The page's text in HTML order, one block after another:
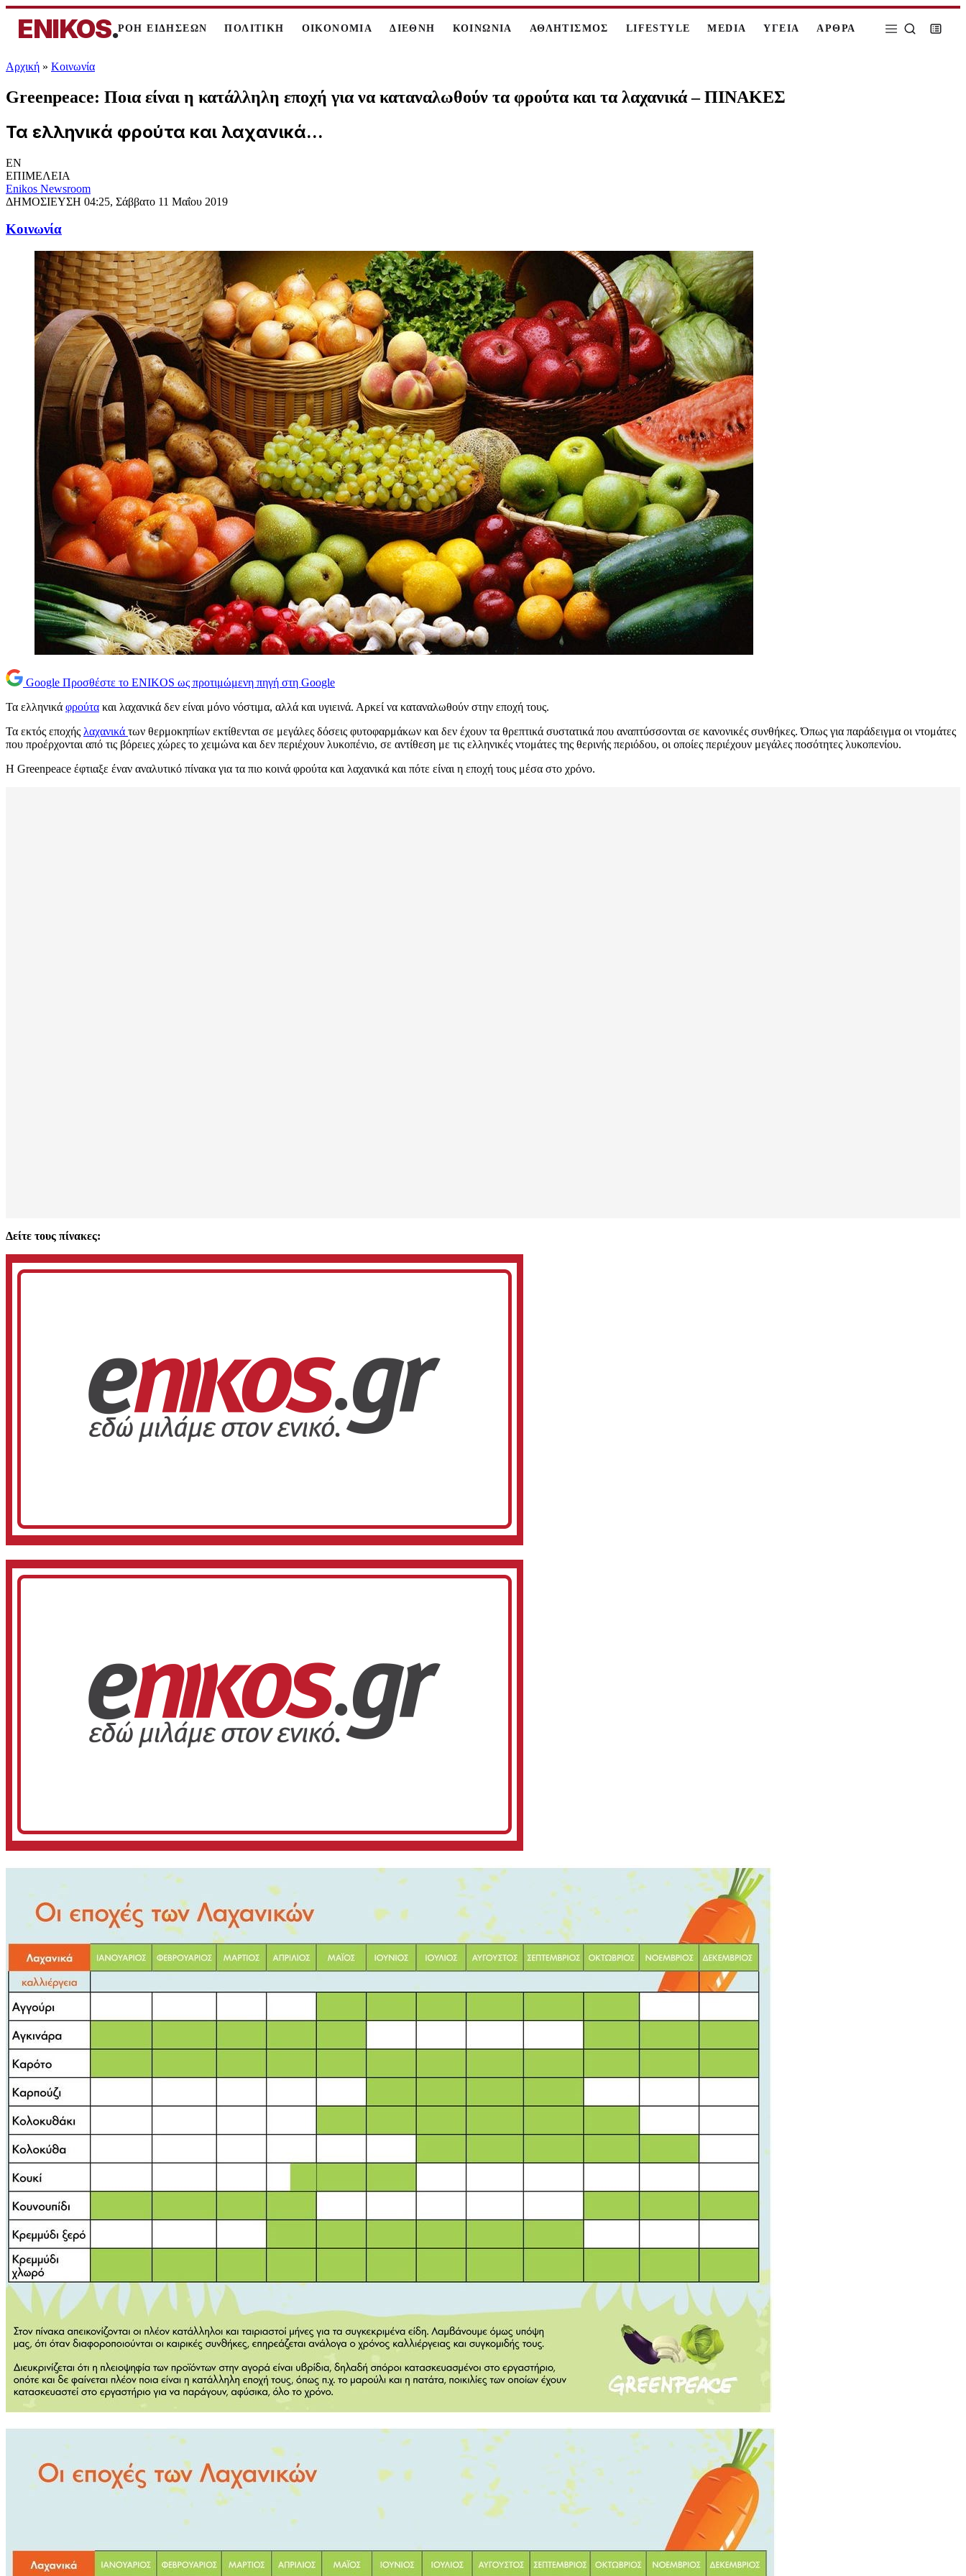
ENIKOS.ΡΟΗ ΕΙΔΗΣΕΩΝ ΠΟΛΙΤΙΚΗ ΟΙΚΟΝΟΜΙΑ ΔΙΕΘΝΗ ΚΟΙΝΩΝΙΑ ΑΘΛΗΤΙΣΜΟΣ LIFESTYLE MEDIA ΥΓΕΙΑ ΑΡΘΡΑ
Αρχική » Κοινωνία
Greenpeace: Ποια είναι η κατάλληλη εποχή για να καταναλωθούν τα φρούτα και τα λαχανικά – ΠΙΝΑΚΕΣ
Τα ελληνικά φρούτα και λαχανικά...
EN
ΕΠΙΜΕΛΕΙΑ
Enikos Newsroom
ΔΗΜΟΣΙΕΥΣΗ 04:25, Σάββατο 11 Μαΐου 2019
Κοινωνία
Google Προσθέστε το ENIKOS ως προτιμώμενη πηγή στη Google
Τα ελληνικά φρούτα και λαχανικά δεν είναι μόνο νόστιμα, αλλά και υγιεινά. Αρκεί να καταναλωθούν στην εποχή τους.
Τα εκτός εποχής λαχανικά των θερμοκηπίων εκτίθενται σε μεγάλες δόσεις φυτοφαρμάκων και δεν έχουν τα θρεπτικά συστατικά που αναπτύσσονται σε κανονικές συνθήκες. Όπως για παράδειγμα οι ντομάτες
που προέρχονται από τις βόρειες χώρες το χειμώνα και δεν περιέχουν λυκοπένιο, σε αντίθεση με τις ελληνικές ντομάτες της θερινής περιόδου, οι οποίες περιέχουν μεγάλες ποσότητες λυκοπενίου.
Η Greenpeace έφτιαξε έναν αναλυτικό πίνακα για τα πιο κοινά φρούτα και λαχανικά και πότε είναι η εποχή τους μέσα στο χρόνο.
Δείτε τους πίνακες: